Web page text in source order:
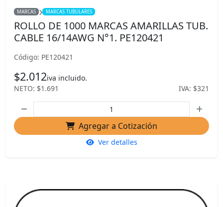
MARCAS MARCAS TUBULARES
ROLLO DE 1000 MARCAS AMARILLAS TUB.
CABLE 16/14AWG N°1. PE120421
Código: PE120421
$2.012iva incluido.
NETO: $1.691
IVA: $321
Agregar a Cotización
Ver detalles